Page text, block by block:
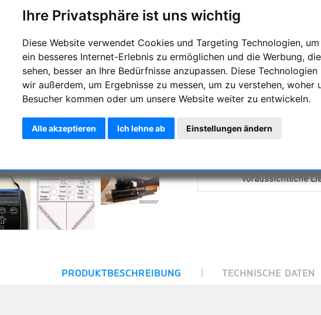
Ihre Privatsphäre ist uns wichtig
Diese Website verwendet Cookies und Targeting Technologien, um
ein besseres Internet-Erlebnis zu ermöglichen und die Werbung,
sehen, besser an Ihre Bedürfnisse anzupassen. Diese Technologien
wir außerdem, um Ergebnisse zu messen, um zu verstehen, woher
Besucher kommen oder um unsere Website weiter zu entwickeln.
Alle akzeptieren Ich lehne ab Einstellungen ändern
Preis:
Voraussichtliche
PRODUKTBESCHREIBUNG | TECHNISCHE DATEN